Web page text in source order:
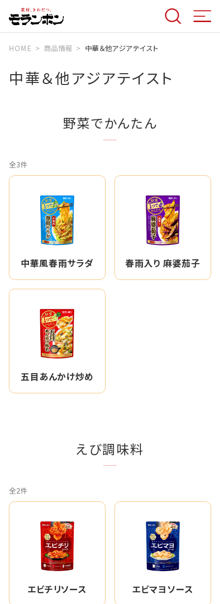
HOME 商品情報 中華＆他アジアテイスト
中華＆他アジアテイスト
野菜でかんたん
全3件
中華風春雨サラダ 春雨入り 麻婆茄子
五目あんかけ炒め
えび調味料
全2件
エビチリソース エビマヨソース